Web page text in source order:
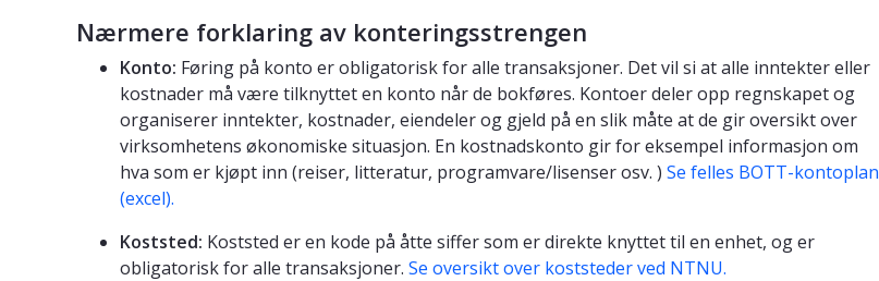
Nærmere forklaring av konteringsstrengen
Konto: Føring på konto er obligatorisk for alle transaksjoner. Det vil si at alle inntekter eller
kostnader må være tilknyttet en konto når de bokføres. Kontoer deler opp regnskapet og
organiserer inntekter, kostnader, eiendeler og gjeld på en slik måte at de gir oversikt over
virksomhetens økonomiske situasjon. En kostnadskonto gir for eksempel informasjon om
hva som er kjøpt inn (reiser, litteratur, programvare/lisenser osv. ) Se felles BOTT-kontoplan
(excel).
Koststed: Koststed er en kode på åtte siffer som er direkte knyttet til en enhet, og er
obligatorisk for alle transaksjoner. Se oversikt over koststeder ved NTNU.